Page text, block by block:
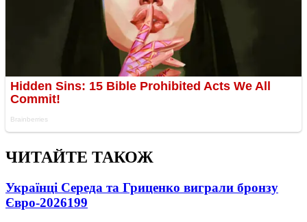
ЧИТАЙТЕ ТАКОЖ
Українці Середа та Гриценко виграли бронзу
Євро-2026199